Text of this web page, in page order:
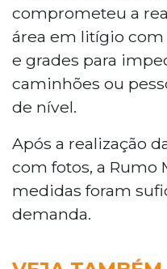
comprometeu a
área em litígio com
e grades para
caminhões ou
de nível.
Após a realização
com fotos, a Rumo
medidas foram
demanda.